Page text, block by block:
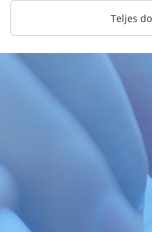
Teljes